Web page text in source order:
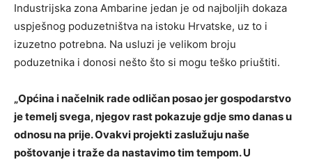
Industrijska zona Ambarine jedan je od najboljih dokaza
uspješnog poduzetništva na istoku Hrvatske, uz to i
izuzetno potrebna. Na usluzi je velikom broju
poduzetnika i donosi nešto što si mogu teško priuštiti.
„Općina i načelnik rade odličan posao jer gospodarstvo
je temelj svega, njegov rast pokazuje gdje smo danas u
odnosu na prije. Ovakvi projekti zaslužuju naše
poštovanje i traže da nastavimo tim tempom. U